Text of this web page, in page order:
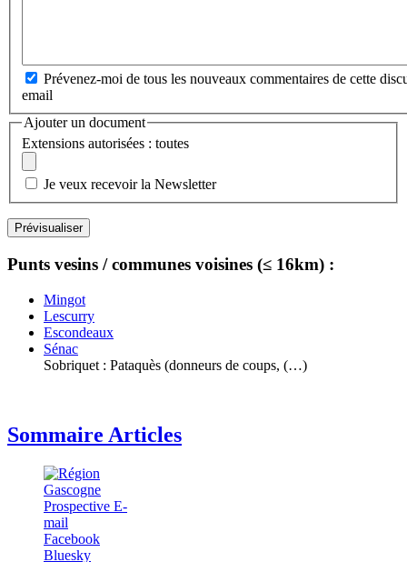
Prévenez-moi de tous les nouveaux commentaires de cette
email
Ajouter un document
Extensions autorisées : toutes
Je veux recevoir la Newsletter
Punts vesins / communes voisines (≤ 16km) :
Mingot
Lescurry
Escondeaux
Sénac
Sobriquet : Pataquès (donneurs de coups, (…)
Sommaire Articles